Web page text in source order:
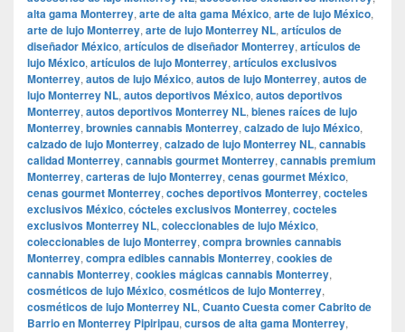
alta gama Monterrey, arte de alta gama México, arte de lujo México,
arte de lujo Monterrey, arte de lujo Monterrey NL, artículos de
diseñador México, artículos de diseñador Monterrey, artículos de
lujo México, artículos de lujo Monterrey, artículos exclusivos
Monterrey, autos de lujo México, autos de lujo Monterrey, autos de
lujo Monterrey NL, autos deportivos México, autos deportivos
Monterrey, autos deportivos Monterrey NL, bienes raíces de lujo
Monterrey, brownies cannabis Monterrey, calzado de lujo México,
calzado de lujo Monterrey, calzado de lujo Monterrey NL, cannabis
calidad Monterrey, cannabis gourmet Monterrey, cannabis premium
Monterrey, carteras de lujo Monterrey, cenas gourmet México,
cenas gourmet Monterrey, coches deportivos Monterrey, cocteles
exclusivos México, cócteles exclusivos Monterrey, cocteles
exclusivos Monterrey NL, coleccionables de lujo México,
coleccionables de lujo Monterrey, compra brownies cannabis
Monterrey, compra edibles cannabis Monterrey, cookies de
cannabis Monterrey, cookies mágicas cannabis Monterrey,
cosméticos de lujo México, cosméticos de lujo Monterrey,
cosméticos de lujo Monterrey NL, Cuanto Cuesta comer Cabrito de
Barrio en Monterrey Pipiripau, cursos de alta gama Monterrey,